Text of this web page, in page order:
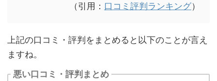
（引用： 口コミ評判ランキング）
上記の口コミ・評判をまとめると以下のことが言え
ますね。
悪い口コミ・評判まとめ